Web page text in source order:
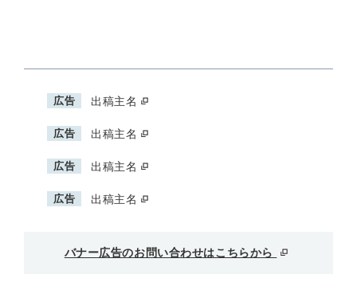
広告 出稿主名
広告 出稿主名
広告 出稿主名
広告 出稿主名
バナー広告のお問い合わせはこちらから